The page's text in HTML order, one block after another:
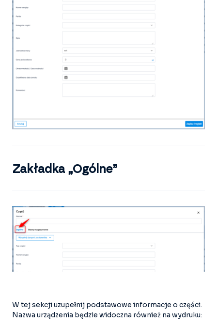
Zakładka „Ogólne”
W tej sekcji uzupełnij podstawowe informacje o części.
Nazwa urządzenia będzie widoczna również na wydruku: